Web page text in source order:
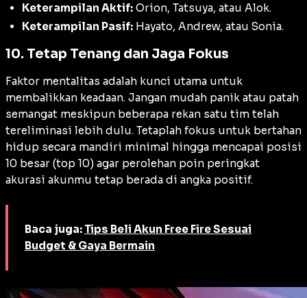
Keterampilan Aktif: Orion, Tatsuya, atau Alok.
Keterampilan Pasif: Hayato, Andrew, atau Sonia.
10. Tetap Tenang dan Jaga Fokus
Faktor mentalitas adalah kunci utama untuk
membalikkan keadaan. Jangan mudah panik atau patah
semangat meskipun beberapa rekan satu tim telah
tereliminasi lebih dulu. Tetaplah fokus untuk bertahan
hidup secara mandiri minimal hingga mencapai posisi
10 besar (top 10) agar perolehan poin peringkat
akurasi akunmu tetap berada di angka positif.
Baca juga: Tips Beli Akun Free Fire Sesuai
Budget & Gaya Bermain